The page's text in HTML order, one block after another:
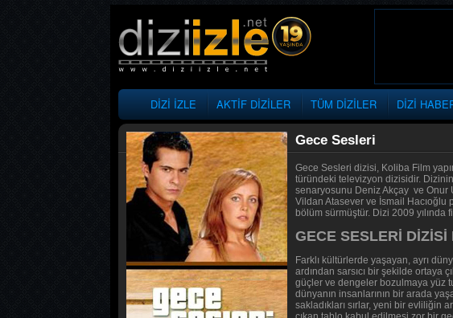
DİZİ İZLE AKTİF DİZİLER TÜM DİZİLER DİZİ
Gece Sesleri
Gece Sesleri dizisi, Koliba Film
türündeki televizyon dizisidir.
senaryosunu Deniz Akçay ve Onur
Vildan Atasever ve İsmail Hacıoğlu
bölüm sürmüştür. Dizi 2009
GECE SESLERİ DİZİSİ
Farklı kültürlerde yaşayan, ayrı
ardından sarsıcı bir şekilde ortaya
güçler ve dengeler bozulmaya yüz
dünyanın insanlarının bir arada
sakladıkları sırlar, yeni bir evliliğin